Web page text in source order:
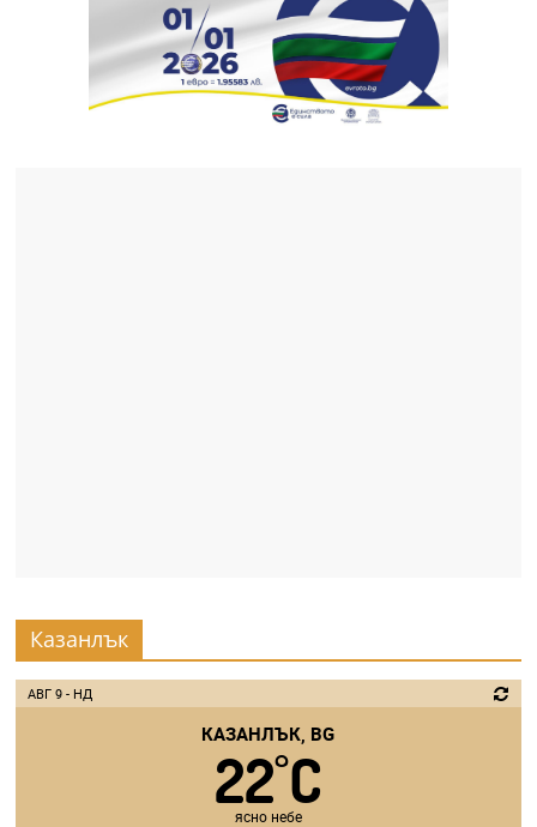
Казанлък
АВГ 9 - НД
КАЗАНЛЪК, BG
22°C
ясно небе